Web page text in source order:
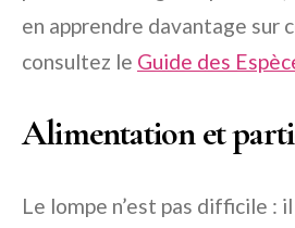
en apprendre davantage sur
consultez le Guide des
Alimentation et
Le lompe n’est pas difficile :